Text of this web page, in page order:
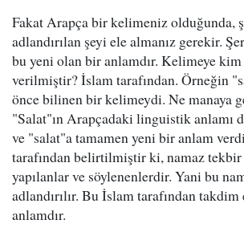
Fakat Arapça bir kelimeniz olduğunda,
adlandırılan şeyi ele almanız gerekir.
bu yeni olan bir anlamdır. Kelimeye kim
verilmiştir? İslam tarafından. Örneğin
önce bilinen bir kelimeydi. Ne manaya
"Salat"ın Arapçadaki linguistik anlamı
ve "salat"a tamamen yeni bir anlam
tarafından belirtilmiştir ki, namaz tekbir
yapılanlar ve söylenenlerdir. Yani bu
adlandırılır. Bu İslam tarafından
anlamdır.